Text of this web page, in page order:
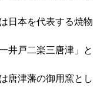
日本を代表する焼物
井戸二楽三唐津」と
唐津藩の御用窯とし